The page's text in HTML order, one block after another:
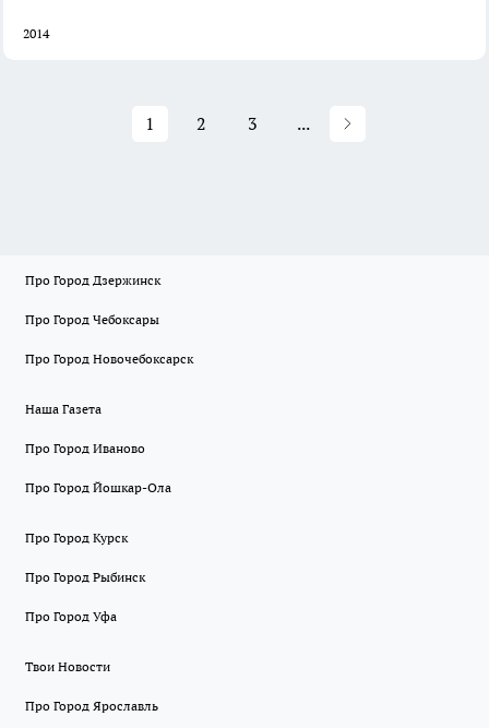
2014
1 2 3 ...
Про Город Дзержинск
Про Город Чебоксары
Про Город Новочебоксарск
Наша Газета
Про Город Иваново
Про Город Йошкар-Ола
Про Город Курск
Про Город Рыбинск
Про Город Уфа
Твои Новости
Про Город Ярославль